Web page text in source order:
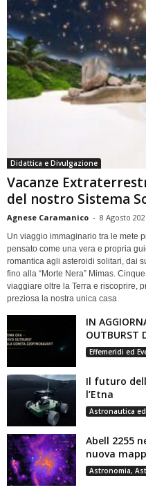
Didattica e Divulgazione
Vacanze
del nostro Sistema
Agnese Caramanico - 8 Agosto
Un viaggio immaginario tra le mete
pensato come una vera e propria
romantica agli asteroidi solitari, dai
fino alla “Morte Nera” Mimas.
viaggiare oltre la Terra e riscoprire,
preziosa la nostra unica casa
IN
OUTBURST
Effemeridi ed
Il futuro
l’Etna
Astronautica
Abell 2255
nuova
Astronomia,